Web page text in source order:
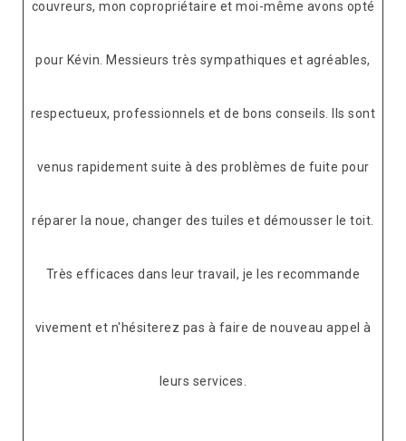
couvreurs, mon copropriétaire et moi-même avons opté
pour Kévin. Messieurs très sympathiques et agréables,
respectueux, professionnels et de bons conseils. Ils sont
venus rapidement suite à des problèmes de fuite pour
réparer la noue, changer des tuiles et démousser le toit.
Très efficaces dans leur travail, je les recommande
vivement et n'hésiterez pas à faire de nouveau appel à
leurs services.